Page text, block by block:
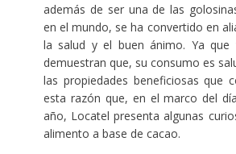
además de ser una de las
en el mundo, se ha convertido en
la salud y el buen ánimo. Ya que
demuestran que, su consumo es
las propiedades beneficiosas que
esta razón que, en el marco del
año, Locatel presenta algunas
alimento a base de cacao.